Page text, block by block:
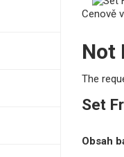
Cenově
Not
The
Set
Obsah